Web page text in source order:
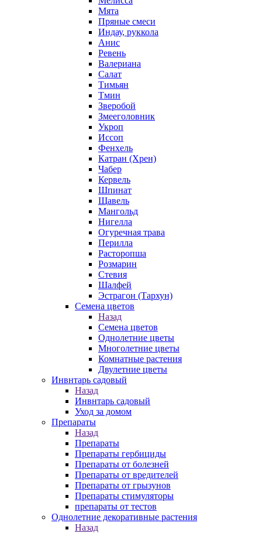
Мята
Пряные смеси
Индау, руккола
Анис
Ревень
Валериана
Салат
Тимьян
Тмин
Зверобой
Змееголовник
Укроп
Иссоп
Фенхель
Катран (Хрен)
Чабер
Кервель
Шпинат
Щавель
Мангольд
Нигелла
Огуречная трава
Перилла
Расторопша
Розмарин
Стевия
Шалфей
Эстрагон (Тархун)
Семена цветов
Назад
Семена цветов
Однолетние цветы
Многолетние цветы
Комнатные растения
Двулетние цветы
Инвнтарь садовый
Назад
Инвнтарь садовый
Уход за домом
Препараты
Назад
Препараты
Препараты гербициды
Препараты от болезней
Препараты от вредителей
Препараты от грызунов
Препараты стимуляторы
препараты от тестов
Однолетние декоративные растения
Назад